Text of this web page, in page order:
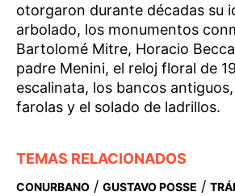
otorgaron durante décadas su
arbolado, los monumentos
Bartolomé Mitre, Horacio
padre Menini, el reloj floral de
escalinata, los bancos
farolas y el solado de ladrillos.
TEMAS RELACIONADOS
CONURBANO / GUSTAVO POSSE /